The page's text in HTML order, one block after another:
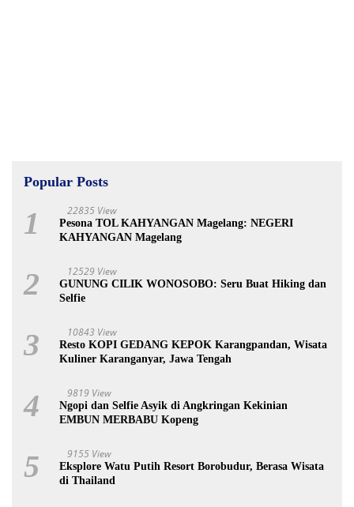
Popular Posts
1 22835 View
Pesona TOL KAHYANGAN Magelang: NEGERI
KAHYANGAN Magelang
2 12529 View
GUNUNG CILIK WONOSOBO: Seru Buat Hiking dan
Selfie
3 10843 View
Resto KOPI GEDANG KEPOK Karangpandan, Wisata
Kuliner Karanganyar, Jawa Tengah
4 9819 View
Ngopi dan Selfie Asyik di Angkringan Kekinian
EMBUN MERBABU Kopeng
5 9155 View
Eksplore Watu Putih Resort Borobudur, Berasa Wisata
di Thailand